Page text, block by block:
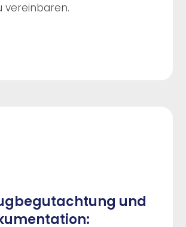
vereinbaren.
und